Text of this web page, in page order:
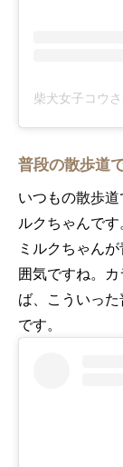
柴犬女子コウ
普段の散歩道
いつもの散歩
ルクちゃんで
ミルクちゃん
囲気ですね。
ば、こういっ
です。